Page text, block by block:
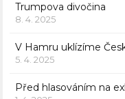
Trumpova divočina
8. 4. 2025
V Hamru uklízíme
5. 4. 2025
Před hlasováním na